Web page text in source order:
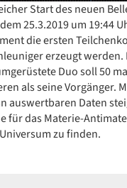
Start des neuen
25.3.2019 um 19:44
die ersten
erzeugt
Duo soll 50
als seine Vorgänger.
auswertbaren Daten
für das Materie-
zu finden.